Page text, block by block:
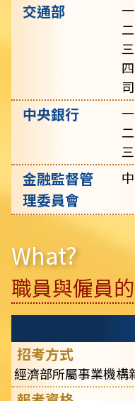
交通部
司
中央銀行
金融監督管
理委員會
What?
職員與僱員
經濟部所屬事業機構